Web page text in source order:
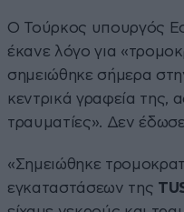
Ο Τούρκος υπουργός
έκανε λόγο για
σημειώθηκε σήμερα
κεντρικά γραφεία της,
τραυματίες». Δεν
«Σημειώθηκε
εγκαταστάσεων της